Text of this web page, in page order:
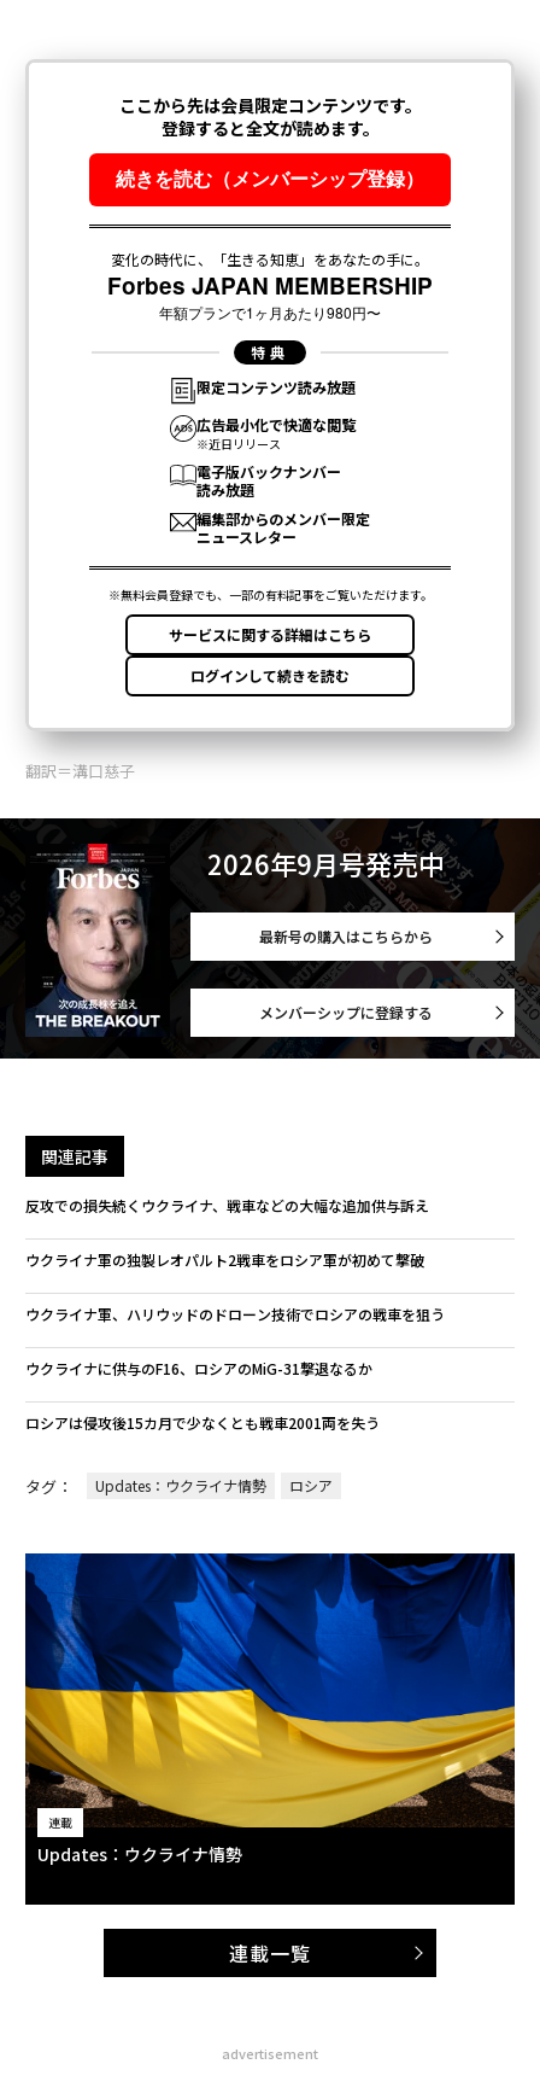
翻訳＝溝口慈子
2026年9月号発売中
最新号の購入はこちらから
メンバーシップに登録する
関連記事
反攻での損失続くウクライナ、戦車などの大幅な追加供与訴え
ウクライナ軍の独製レオパルト2戦車をロシア軍が初めて撃破
ウクライナ軍、ハリウッドのドローン技術でロシアの戦車を狙う
ウクライナに供与のF16、ロシアのMiG-31撃退なるか
ロシアは侵攻後15カ月で少なくとも戦車2001両を失う
タグ： Updates：ウクライナ情勢 ロシア
連載
Updates：ウクライナ情勢
連載一覧
advertisement